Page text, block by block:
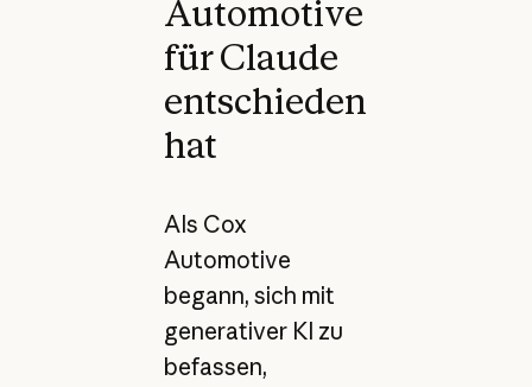
Automotive
für Claude
entschieden
hat
Als Cox
Automotive
begann, sich mit
generativer KI zu
befassen,